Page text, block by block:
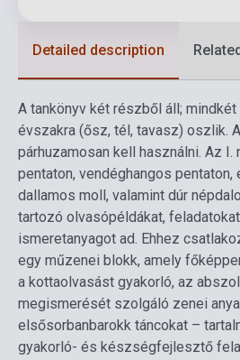
Detailed description
A tankönyv két részből áll; mindkét
évszakra (ősz, tél, tavasz) oszlik.
párhuzamosan kell használni. Az I.
pentaton, vendéghangos
dallamos moll, valamint dúr
tartozó olvasópéldákat,
ismeretanyagot ad. Ehhez
egy műzenei blokk, amely
a kottaolvasást gyakorló, az
megismerését szolgáló zenei
elsősorbanbarokk táncokat –
gyakorló- és készségfejlesztő